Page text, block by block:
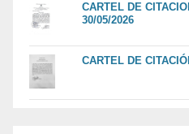
CARTEL DE
30/05/2026
CARTEL DE